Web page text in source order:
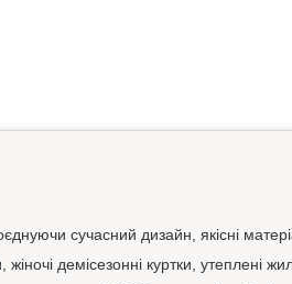
сучасний дизайн, якісні
демісезонні куртки, утеплені